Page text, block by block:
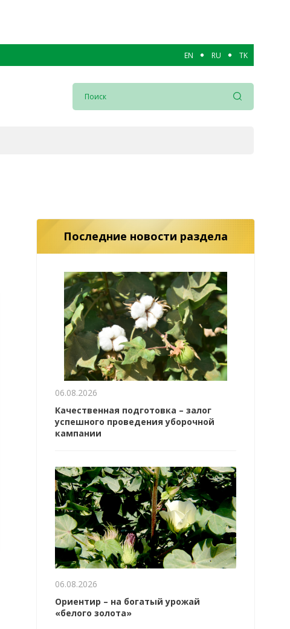
EN RU TK
Последние новости раздела
06.08.2026
Качественная подготовка – залог
успешного проведения уборочной
кампании
06.08.2026
Ориентир – на богатый урожай
«белого золота»